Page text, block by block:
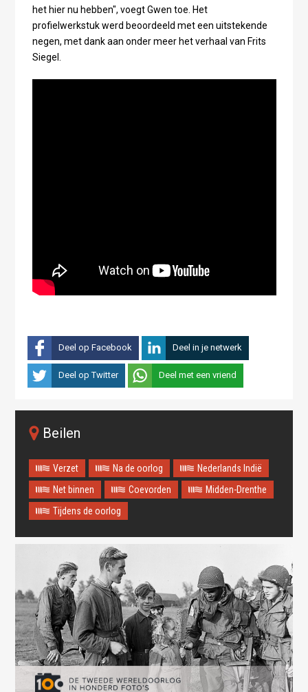
het hier nu hebben", voegt Gwen toe. Het
profielwerkstuk werd beoordeeld met een uitstekende
negen, met dank aan onder meer het verhaal van Frits
Siegel.
Deel op Facebook Deel in je netwerk
Deel op Twitter Deel met een vriend
Beilen
Verzet Na de oorlog
Nederlands Indië
Net binnen
Coevorden
Midden-Drenthe
Tijdens de oorlog